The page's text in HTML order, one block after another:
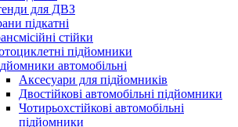
для ДВЗ
підкатні
стійки
підйомники
автомобільні
Аксесуари для підйомників
Двостійкові автомобільні підйомники
Чотирьохстійкові автомобільні
підйомники